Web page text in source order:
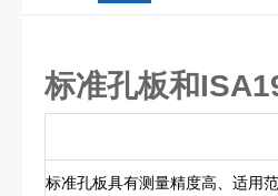
标准孔板和
标准孔板具有测量精度高、适用